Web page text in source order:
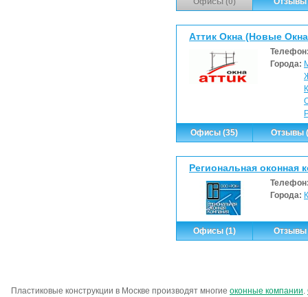
Аттик Окна (Новые
Города:
Офисы (35)
Отзывы
Региональная оконная
Города:
Офисы (1) Отзывы
Пластиковые конструкции в Москве производят многие оконные компании.